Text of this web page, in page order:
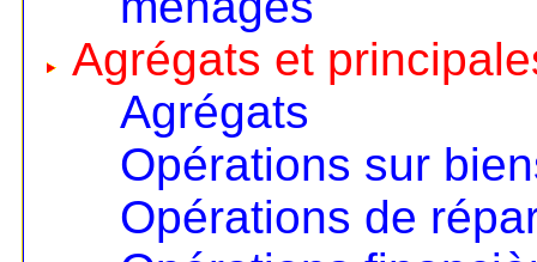
Agrégats et
Agrégats
Opérations sur
Opérations de